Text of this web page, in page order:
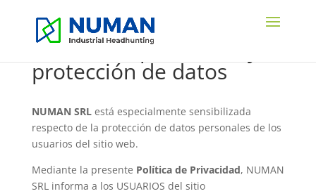
Política de privacidad y
protección de datos
NUMAN SRLestá especialmente sensibilizada
respecto de la protección de datos personales de los
usuarios del sitio web.
Mediante la presente Política de Privacidad, NUMAN
SRL informa a los USUARIOS del sitio